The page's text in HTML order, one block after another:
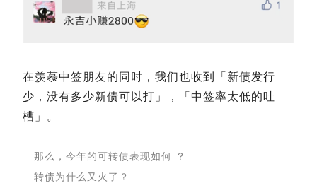
在羡慕中签朋友的同时，我们也收到「新债发行
少，没有多少新债可以打」，「中签率太低的吐
槽」。
那么，今年的可转债表现如何 ？
转债为什么又火了？